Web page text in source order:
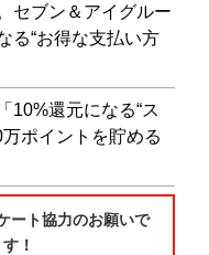
セブン＆アイグルー
る“お得な支払い方
10%還元になる“ス
ポイントを貯める